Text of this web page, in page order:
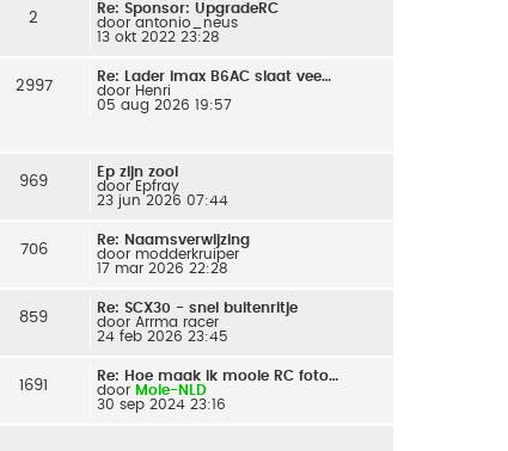
2
Re: Sponsor: UpgradeRC
door antonio_neus
13 okt 2022 23:28
2997
Re: Lader imax B6AC slaat vee…
door Henri
05 aug 2026 19:57
969
Ep zijn zooi
door Epfray
23 jun 2026 07:44
706
Re: Naamsverwijzing
door modderkruiper
17 mar 2026 22:28
859
Re: SCX30 - snel buitenritje
door Arrma racer
24 feb 2026 23:45
1691
Re: Hoe maak ik mooie RC foto…
door Mole-NLD
30 sep 2024 23:16